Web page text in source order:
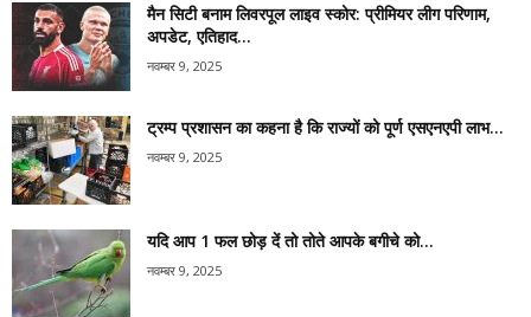
मैन सिटी बनाम लिवरपूल लाइव स्कोर: प्रीमियर लीग परिणाम,
अपडेट, एतिहाद...
नवम्बर 9, 2025
ट्रम्प प्रशासन का कहना है कि राज्यों को पूर्ण एसएनएपी लाभ...
नवम्बर 9, 2025
यदि आप 1 फल छोड़ दें तो तोते आपके बगीचे को...
नवम्बर 9, 2025